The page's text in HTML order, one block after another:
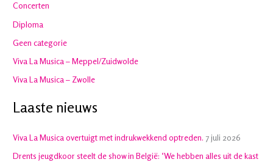
Concerten
Diploma
Geen categorie
Viva La Musica – Meppel/Zuidwolde
Viva La Musica – Zwolle
Laaste nieuws
Viva La Musica overtuigt met indrukwekkend optreden. 7 juli 2026
Drents jeugdkoor steelt de show in België: ‘We hebben alles uit de kast